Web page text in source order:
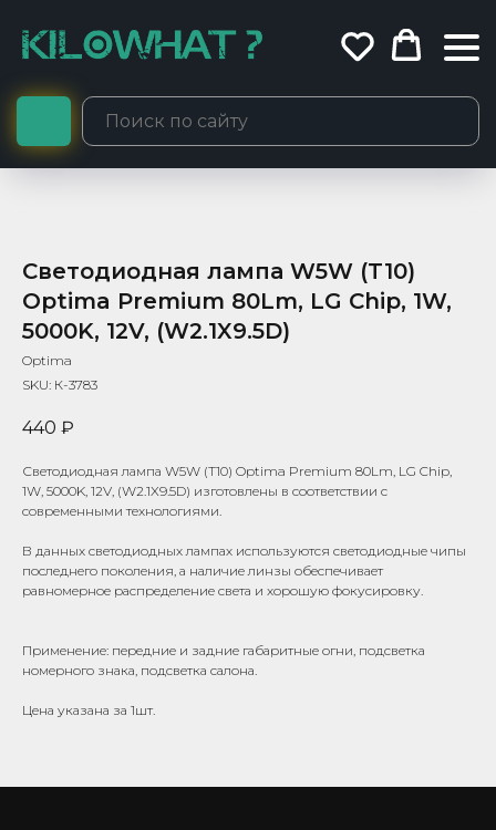
Светодиодная лампа W5W (T10)
Optima Premium 80Lm, LG Chip, 1W,
5000K, 12V, (W2.1X9.5D)
Optima
SKU: К-3783
440 ₽
Светодиодная лампа W5W (T10) Optima Premium 80Lm, LG Chip,
1W, 5000K, 12V, (W2.1X9.5D) изготовлены в соответствии с
современными технологиями.
В данных светодиодных лампах используются светодиодные чипы
последнего поколения, а наличие линзы обеспечивает
равномерное распределение света и хорошую фокусировку.
Применение: передние и задние габаритные огни, подсветка
номерного знака, подсветка салона.
Цена указана за 1шт.